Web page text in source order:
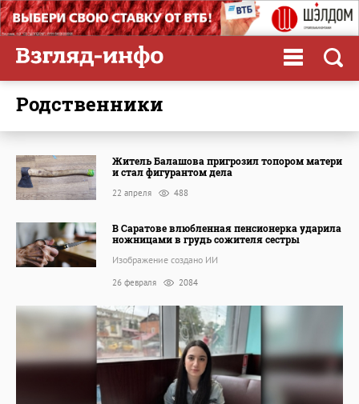
родственники
Житель Балашова пригрозил топором матери
и стал фигурантом дела
22 апреля 488
В Саратове влюбленная пенсионерка ударила
ножницами в грудь сожителя сестры
Изображение создано ИИ
26 февраля 2084